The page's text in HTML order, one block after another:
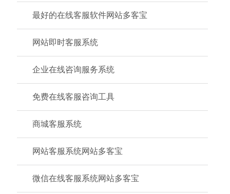
最好的在线客服软件网站多客宝
网站即时客服系统
企业在线咨询服务系统
免费在线客服咨询工具
商城客服系统
网站客服系统网站多客宝
微信在线客服系统网站多客宝